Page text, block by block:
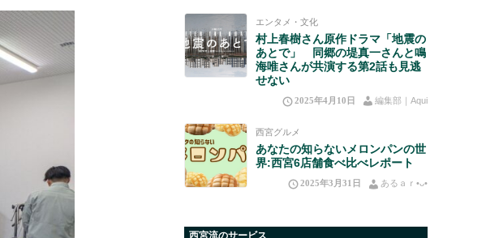
エンタメ・文化
村上春樹さん原作ドラマ「地震の
あとで」 同郷の堤真一さんと鳴
海唯さんが共演する第2話も見逃
せない
2025年4月10日 編集部｜Aqui
西宮グルメ
あなたの知らないメロンパンの世
界:西宮6店舗食べ比べレポート
2025年3月31日 あるａｒ•⁠ᴗ⁠•⁠
西宮流のサービス